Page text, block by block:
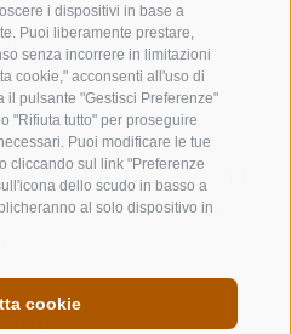
i dispositivi in base a
Puoi liberamente prestare,
senza incorrere in limitazioni
cookie," acconsenti all'uso di
il pulsante "Gestisci Preferenze"
"Rifiuta tutto" per proseguire
Puoi modificare le tue
cliccando sul link "Preferenze
dello scudo in basso a
al solo dispositivo in
cookie
Né l'Unione europea né
possono esserne ritenute
DI RIFERIMENTO
COOKIE
PREFERENZE COOKIES